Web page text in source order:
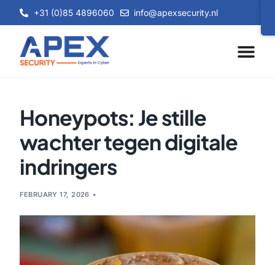
+31 (0)85 4896060 info@apexsecurity.nl
Honeypots: Je stille
wachter tegen digitale
indringers
FEBRUARY 17, 2026